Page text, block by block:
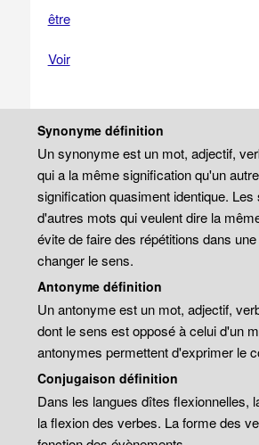
être
Voir
Synonyme définition
Un synonyme est un mot, adjectif,
qui a la même signification qu'un
signification quasiment identique.
d'autres mots qui veulent dire la
évite de faire des répétitions dans
changer le sens.
Antonyme définition
Un antonyme est un mot, adjectif,
dont le sens est opposé à celui d'un
antonymes permettent d'exprimer le
Conjugaison définition
Dans les langues dîtes flexionnelles,
la flexion des verbes. La forme des